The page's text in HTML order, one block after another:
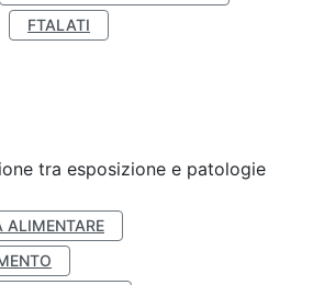
FTALATI
tra esposizione e patologie
ALIMENTARE